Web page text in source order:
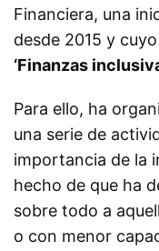
Financiera, una
desde 2015 y
‘Finanzas
Para ello, ha
una serie de
importancia de la
hecho de que ha
sobre todo a
o con menor